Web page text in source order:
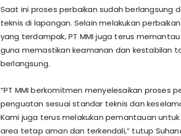
Saat ini proses perbaikan sudah berlangsung
teknis di lapangan. Selain melakukan
yang terdampak, PT MMI juga terus
guna memastikan keamanan dan kestabilan
berlangsung.
“PT MMI berkomitmen menyelesaikan proses
penguatan sesuai standar teknis dan
Kami juga terus melakukan pemantauan
area tetap aman dan terkendali,” tutup